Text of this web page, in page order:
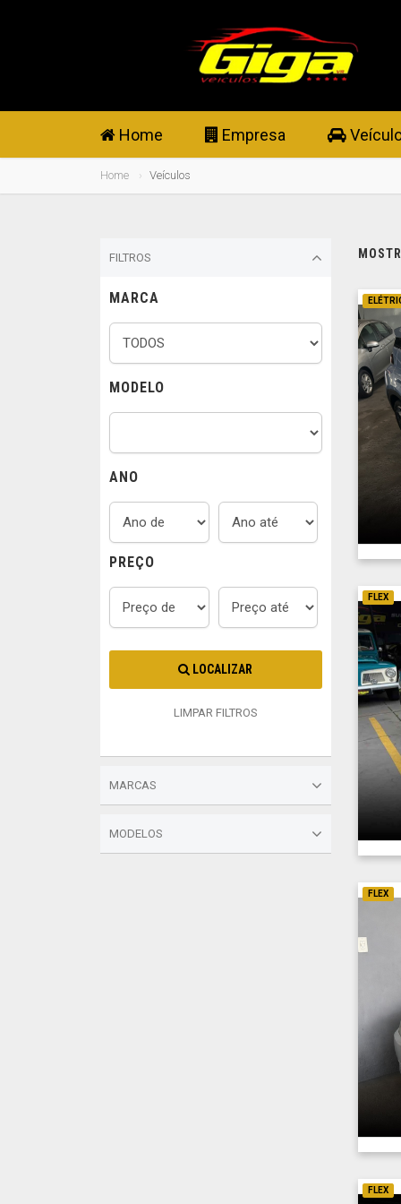
Home Empresa
Home Veículos
FILTROS
MARCA
MODELO
ANO
PREÇO
LOCALIZAR
LIMPAR FILTROS
MARCAS
MODELOS
FLEX
FLEX
FLEX